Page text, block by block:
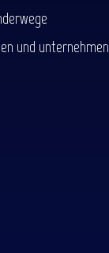
und unternehmen